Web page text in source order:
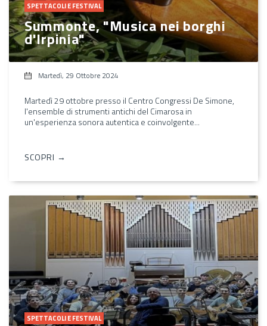
SPETTACOLI E FESTIVAL
Summonte, "Musica nei borghi
d'Irpinia"
Martedì, 29 Ottobre 2024
Martedì 29 ottobre presso il Centro Congressi De Simone,
l'ensemble di strumenti antichi del Cimarosa in
un'esperienza sonora autentica e coinvolgente...
SCOPRI →
SPETTACOLI E FESTIVAL